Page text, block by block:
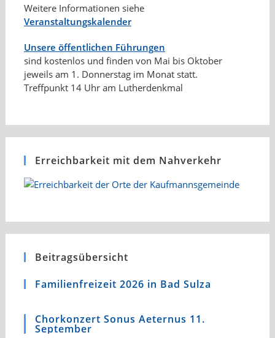
Weitere Informationen siehe
Veranstaltungskalender
Unsere öffentlichen Führungen
sind kostenlos und finden von Mai bis Oktober
jeweils am 1. Donnerstag im Monat statt.
Treffpunkt 14 Uhr am Lutherdenkmal
Erreichbarkeit mit dem Nahverkehr
Beitragsübersicht
Familienfreizeit 2026 in Bad Sulza
Chorkonzert Sonus Aeternus 11.
September